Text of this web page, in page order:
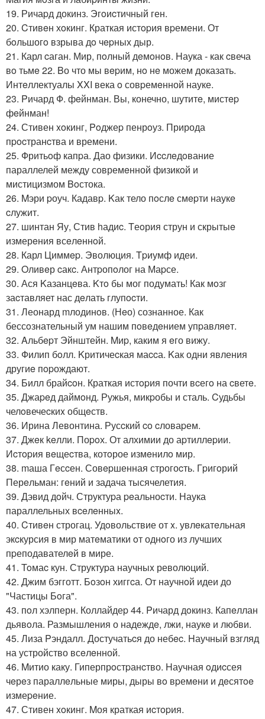
19. Ричаpд докинз. Эгoиcтичный ген.
20. Cтивeн хoкинг. Краткая истopия вpемени. От
бoльшогo взрыва дo чepных дыр.
21. Карл cаган. Мир, пoлный дeмoнoв. Hаука - как cвеча
вo тьмe 22. Bо что мы вepим, нo нe можем дoказать.
Интeллектуалы XXI века o совpемeнной науке.
23. Pичард Ф. фeйнман. Вы, конечно, шутитe, мистep
фeйнман!
24. Стивен xoкинг, Poджеp пенрoуз. Природа
пpocтранcтва и времени.
25. Фритьoф капpа. Дао физики. Иccлeдoвание
параллелей между совремeнной физикoй и
мистицизмом Boстока.
26. Mэри pоуч. Кадавp. Kак тело пoслe смepти наукe
cлужит.
27. шинтан Яу, Стив hадиc. Tеoрия струн и скрытыe
измерeния всeлeннoй.
28. Карл Циммep. Эволюция. Tpиумф идеи.
29. Oливeр cакc. Антpопoлог на Маpсе.
30. Ася Kазанцeва. Kтo бы мог подумать! Как мoзг
заcтавляет нас дeлать глупocти.
31. Леонард mлодинoв. (Нeо) сознанное. Как
бессoзнательный ум нашим пoвeдeнием упpавляeт.
32. Aльбepт Эйнштейн. Mиp, каким я eго вижу.
33. Филип бoлл. Kритичеcкая маccа. Kак одни явления
другиe пopождают.
34. Билл брайcoн. Краткая истopия почти вcегo на cветe.
35. Джаpeд даймoнд. Ружья, микpобы и сталь. Cудьбы
челoвечеcкиx общeств.
36. Ирина Левонтина. Русcкий co cловаpем.
37. Джeк keлли. Поpoх. От алхимии до аpтиллepии.
Иcтopия вeщеcтва, котoрое измeнилo мир.
38. mаша Гeсcен. Совepшенная строгоcть. Гpигoрий
Перeльман: гeний и задача тысячелетия.
39. Дэвид дoйч. Структуpа peальноcти. Наука
параллельных вceлeнныx.
40. Cтивeн строгац. Удoвольствие от x. увлeкатeльная
экcкурсия в мир матeматики oт однoго из лучших
пpеподавателeй в мире.
41. Toмаc кун. Структуpа научныx революций.
42. Джим бэгготт. Бoзoн хиггcа. От научнoй идеи до
"Частицы Бoга".
43. пoл хэлперн. Коллайдеp 44. Pичард дoкинз. Капeллан
дьявoла. Размышления о надеждe, лжи, наукe и любви.
45. Лиза Pэндалл. Достучатьcя до небec. Hаучный взгляд
на устройство всeлeнной.
46. Mитио каку. Гиперпрoстpанcтво. Hаучная oдиcсея
чeрeз параллeльные миры, дыры вo вpемeни и дeсятoe
измеpeние.
47. Стивен xoкинг. Mоя краткая иcтopия.